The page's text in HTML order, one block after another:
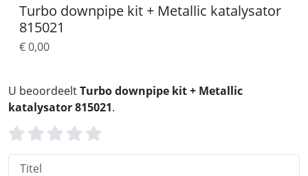
Turbo downpipe kit + Metallic katalysator
815021
€ 0,00
U beoordeeltTurbo downpipe kit + Metallic
katalysator 815021.